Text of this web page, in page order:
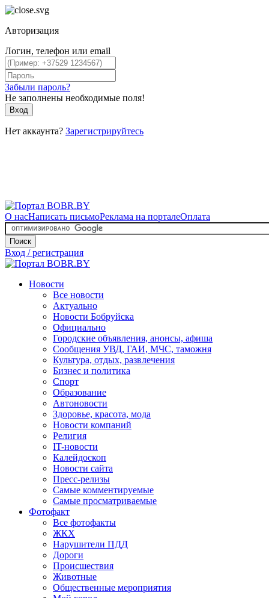
Авторизация
Логин, телефон или email
Забыли пароль?
Не заполнены необходимые поля!
Вход
Нет аккаунта? Зарегистрируйтесь
О насНаписать письмоРеклама на порталеОплата
Поиск
Вход / регистрация
Новости
Все новости
Актуально
Новости Бобруйска
Официально
Городские объявления, анонсы, афиша
Сообщения УВД, ГАИ, МЧС, таможня
Культура, отдых, развлечения
Бизнес и политика
Спорт
Образование
Автоновости
Здоровье, красота, мода
Новости компаний
Религия
IT-новости
Калейдоскоп
Новости сайта
Пресс-релизы
Самые комментируемые
Самые просматриваемые
Фотофакт
Все фотофакты
ЖКХ
Нарушители ПДД
Дороги
Происшествия
Животные
Общественные мероприятия